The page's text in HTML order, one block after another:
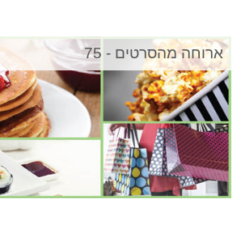
ארוחה מהסרטים - 75